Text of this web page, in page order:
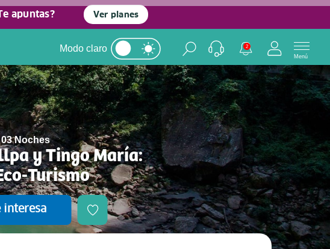
apuntas? Ver planes
Modo claro 2
Menú
Noches
y Tingo María:
Turismo
interesa